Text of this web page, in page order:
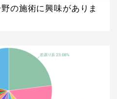
の施術に興味がありま